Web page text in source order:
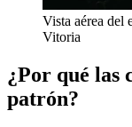
Vista aérea del
Vitoria
¿Por qué las
patrón?